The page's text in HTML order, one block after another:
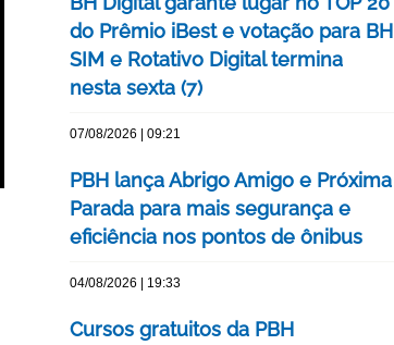
do Prêmio iBest e votação para BH
SIM e Rotativo Digital termina
nesta sexta (7)
07/08/2026 | 09:21
PBH lança Abrigo Amigo e Próxima
Parada para mais segurança e
eficiência nos pontos de ônibus
04/08/2026 | 19:33
Cursos gratuitos da PBH